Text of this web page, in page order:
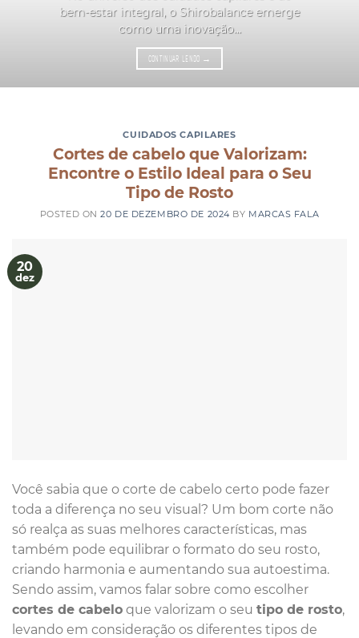
bem-estar integral, o Shirobalance emerge
como uma inovação...
CONTINUAR LENDO →
CUIDADOS CAPILARES
Cortes de cabelo que Valorizam:
Encontre o Estilo Ideal para o Seu
Tipo de Rosto
POSTED ON20 DE DEZEMBRO DE 2024 BY MARCAS FALA
20
dez
Você sabia que o corte de cabelo certo pode fazer
toda a diferença no seu visual? Um bom corte não
só realça as suas melhores características, mas
também pode equilibrar o formato do seu rosto,
criando harmonia e aumentando sua autoestima.
Sendo assim, vamos falar sobre como escolher
cortes de cabelo que valorizam o seu tipo de rosto,
levando em consideração os diferentes tipos de